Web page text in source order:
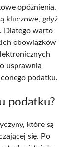
opóźnienia.
kluczowe, gdyż
Dlatego warto
obowiązków
usprawnia
podatku.
podatku?
które są
się. Po